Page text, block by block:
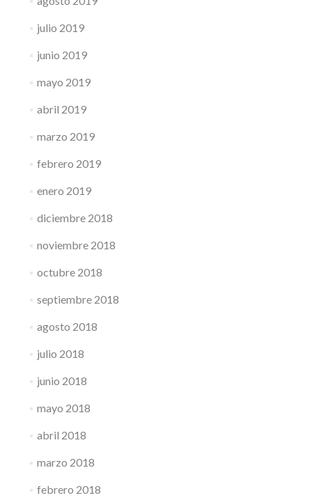
julio 2019
junio 2019
mayo 2019
abril 2019
marzo 2019
febrero 2019
enero 2019
diciembre 2018
noviembre 2018
octubre 2018
septiembre 2018
agosto 2018
julio 2018
junio 2018
mayo 2018
abril 2018
marzo 2018
febrero 2018